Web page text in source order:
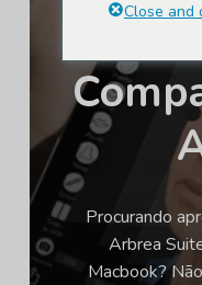
Procurando
Arbrea
Macbook?
Close and